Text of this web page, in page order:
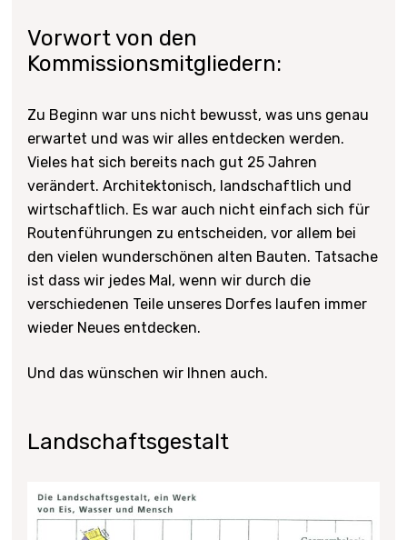
Vorwort von den
Kommissionsmitgliedern:
Zu Beginn war uns nicht bewusst, was uns genau
erwartet und was wir alles entdecken werden.
Vieles hat sich bereits nach gut 25 Jahren
verändert. Architektonisch, landschaftlich und
wirtschaftlich. Es war auch nicht einfach sich für
Routenführungen zu entscheiden, vor allem bei
den vielen wunderschönen alten Bauten. Tatsache
ist dass wir jedes Mal, wenn wir durch die
verschiedenen Teile unseres Dorfes laufen immer
wieder Neues entdecken.
Und das wünschen wir Ihnen auch.
Landschaftsgestalt